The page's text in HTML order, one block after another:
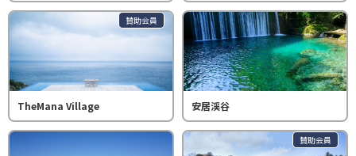
賛助会員
TheMana Village 安居渓谷
賛助会員